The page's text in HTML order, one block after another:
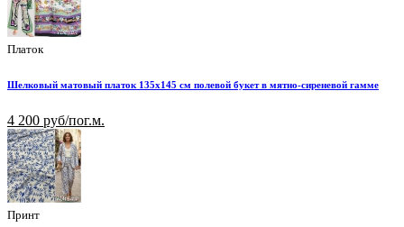
Платок
Шелковый матовый платок 135х145 см полевой букет в мятно-сиреневой гамме
4 200 руб/пог.м.
Принт